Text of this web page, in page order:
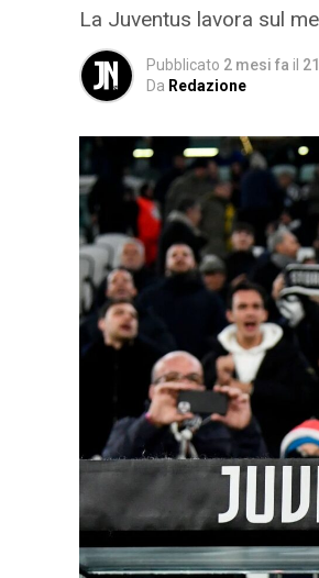
La Juventus lavora sul
Pubblicato 2 mesi fa il
Da Redazione